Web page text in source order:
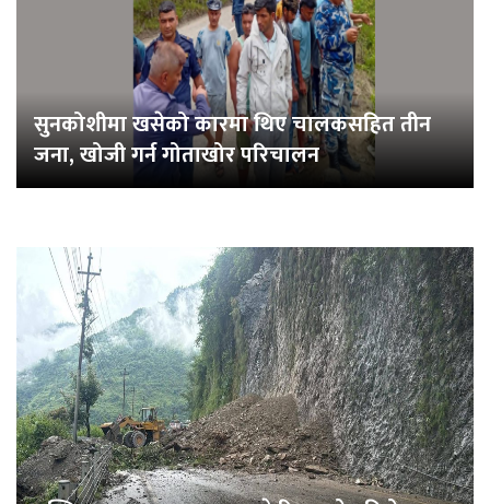
सुनकोशीमा खसेको कारमा थिए चालकसहित तीन
जना, खोजी गर्न गोताखोर परिचालन